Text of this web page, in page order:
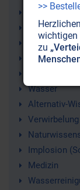
Gesundheit
Viktor
Wirbelphysik
Wirbel
Wasser
Alternativ-
Verwirbelung
Implosion
Medizin
>>
wichtigen
zu